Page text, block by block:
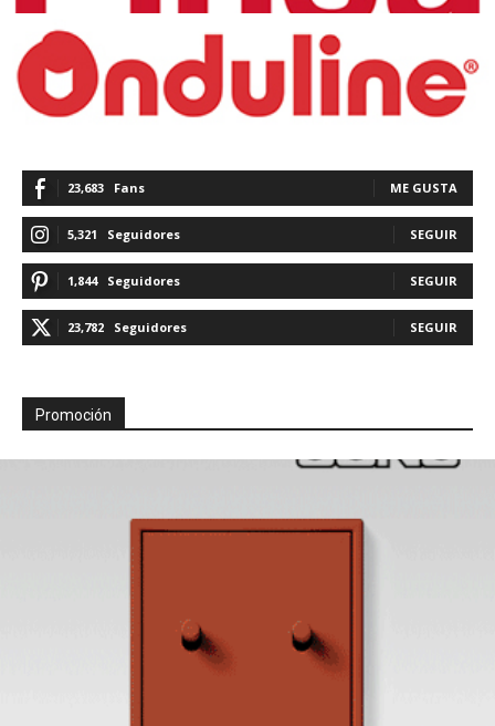
23,683 Fans ME GUSTA
5,321 Seguidores SEGUIR
1,844 Seguidores SEGUIR
23,782 Seguidores SEGUIR
Promoción